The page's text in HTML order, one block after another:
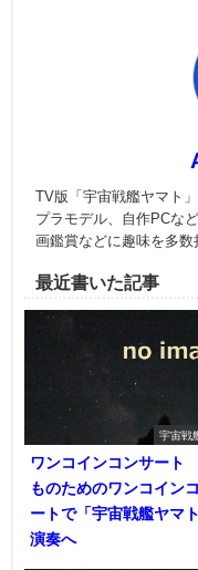
TV版「宇宙戦艦ヤマト
プラモデル、自作PCな
画鑑賞などに趣味を多数
最近書いた記事
宇宙戦
ワンコインコンサート
ものためのワンコイン
ートで「宇宙戦艦ヤマ
演奏へ